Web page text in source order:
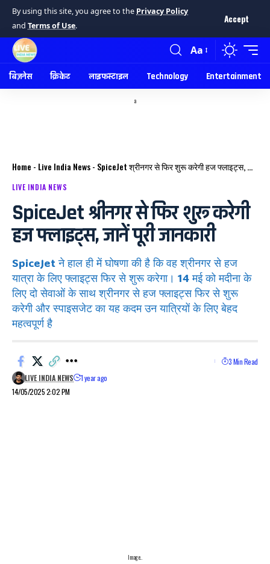
By using this site, you agree to the Privacy Policy
and Terms of Use.
Accept
Aa
बिज़नेस क्रिकेट लाइफस्टाइल Technology Entertainment
a
Home - Live India News- SpiceJet श्रीनगर से फिर शुरू करेगी हज फ्लाइट्स, जानें पूरी जानकारी
LIVE INDIA NEWS
SpiceJet श्रीनगर से फिर शुरू करेगी
हज फ्लाइट्स, जानें पूरी जानकारी
SpiceJet ने हाल ही में घोषणा की है कि वह श्रीनगर से हज
यात्रा के लिए फ्लाइट्स फिर से शुरू करेगा। 14 मई को मदीना के
लिए दो सेवाओं के साथ श्रीनगर से हज फ्लाइट्स फिर से शुरू
करेगी और स्पाइसजेट का यह कदम उन यात्रियों के लिए बेहद
महत्वपूर्ण है
14/05/2025 2:02 PM
LIVE INDIA NEWS 1 year ago
3 Min Read
Image..